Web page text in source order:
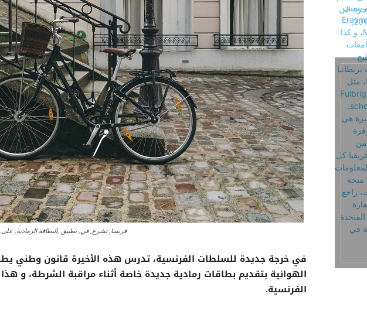
فرنسا, تشرع, في, تطبيق ,البطاقة الرمادية, على,
في خرجة جديدة للسلطات الفرنسية، تدرس هذه الأخيرة قانون وطني
الفرنسية.